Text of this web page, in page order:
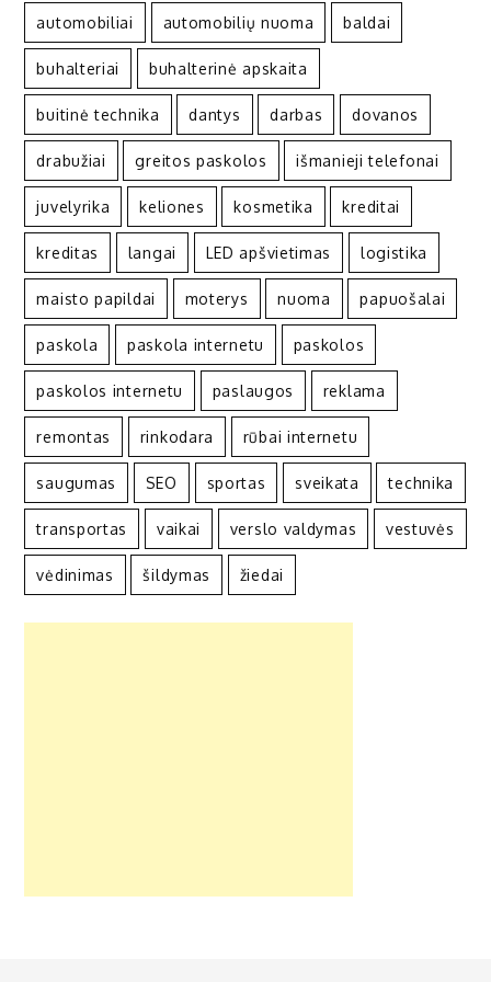
automobiliai automobilių nuoma baldai
buhalteriai buhalterinė apskaita
buitinė technika dantys darbas dovanos
drabužiai greitos paskolos išmanieji telefonai
juvelyrika keliones kosmetika kreditai
kreditas langai LED apšvietimas logistika
maisto papildai moterys nuoma papuošalai
paskola paskola internetu paskolos
paskolos internetu paslaugos reklama
remontas rinkodara rūbai internetu
saugumas SEO sportas sveikata technika
transportas vaikai verslo valdymas vestuvės
vėdinimas šildymas žiedai